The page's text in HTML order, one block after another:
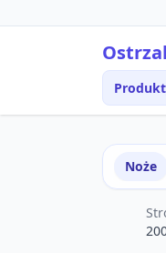
Noże
Szybki